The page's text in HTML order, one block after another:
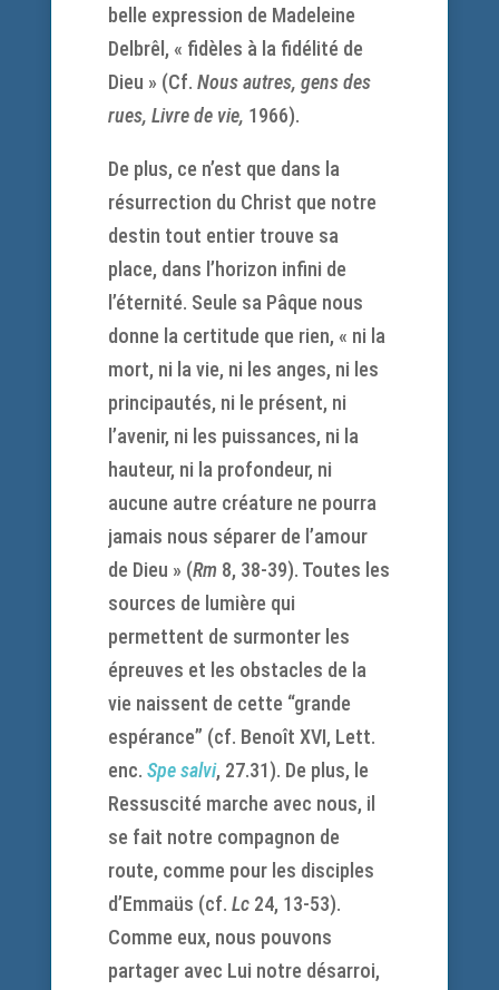
belle expression de Madeleine
Delbrêl, « fidèles à la fidélité de
Dieu » (Cf. Nous autres, gens des
rues, Livre de vie, 1966).
De plus, ce n’est que dans la
résurrection du Christ que notre
destin tout entier trouve sa
place, dans l’horizon infini de
l’éternité. Seule sa Pâque nous
donne la certitude que rien, « ni la
mort, ni la vie, ni les anges, ni les
principautés, ni le présent, ni
l’avenir, ni les puissances, ni la
hauteur, ni la profondeur, ni
aucune autre créature ne pourra
jamais nous séparer de l’amour
de Dieu » (Rm 8, 38-39). Toutes les
sources de lumière qui
permettent de surmonter les
épreuves et les obstacles de la
vie naissent de cette “grande
espérance” (cf. Benoît XVI, Lett.
enc. Spe salvi, 27.31). De plus, le
Ressuscité marche avec nous, il
se fait notre compagnon de
route, comme pour les disciples
d’Emmaüs (cf. Lc 24, 13-53).
Comme eux, nous pouvons
partager avec Lui notre désarroi,